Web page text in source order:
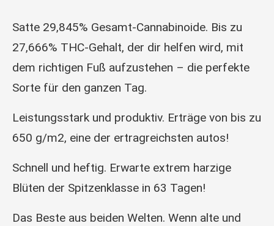
Satte 29,845% Gesamt-Cannabinoide. Bis zu
27,666% THC-Gehalt, der dir helfen wird, mit
dem richtigen Fuß aufzustehen – die perfekte
Sorte für den ganzen Tag.
Leistungsstark und produktiv. Erträge von bis zu
650 g/m2, eine der ertragreichsten autos!
Schnell und heftig. Erwarte extrem harzige
Blüten der Spitzenklasse in 63 Tagen!
Das Beste aus beiden Welten. Wenn alte und